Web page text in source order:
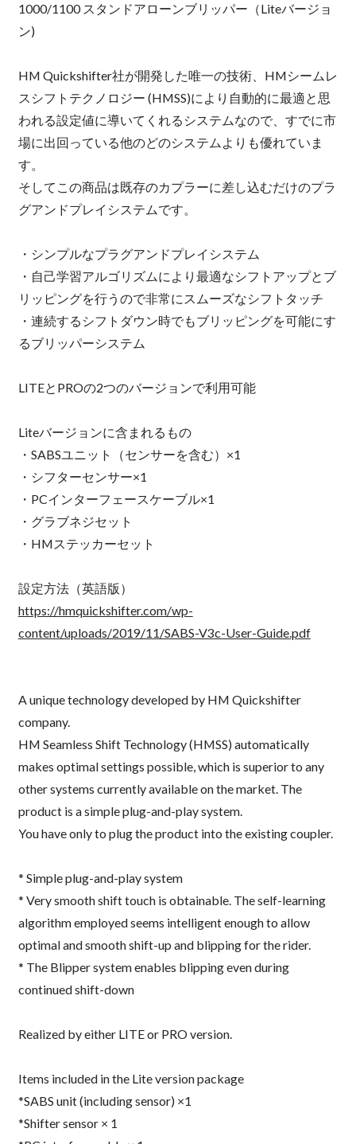
1000/1100 スタンドアローンブリッパー（Liteバージョ
ン)
HM Quickshifter社が開発した唯一の技術、HMシームレ
スシフトテクノロジー (HMSS)により自動的に最適と思
われる設定値に導いてくれるシステムなので、すでに市
場に出回っている他のどのシステムよりも優れていま
す。
そしてこの商品は既存のカプラーに差し込むだけのプラ
グアンドプレイシステムです。
・シンプルなプラグアンドプレイシステム
・自己学習アルゴリズムにより最適なシフトアップとブ
リッピングを行うので非常にスムーズなシフトタッチ
・連続するシフトダウン時でもブリッピングを可能にす
るブリッパーシステム
LITEとPROの2つのバージョンで利用可能
Liteバージョンに含まれるもの
・SABSユニット（センサーを含む）×1
・シフターセンサー×1
・PCインターフェースケーブル×1
・グラブネジセット
・HMステッカーセット
設定方法（英語版）
https://hmquickshifter.com/wp-
content/uploads/2019/11/SABS-V3c-User-Guide.pdf
A unique technology developed by HM Quickshifter
company.
HM Seamless Shift Technology (HMSS) automatically
makes optimal settings possible, which is superior to any
other systems currently available on the market. The
product is a simple plug-and-play system.
You have only to plug the product into the existing coupler.
* Simple plug-and-play system
* Very smooth shift touch is obtainable. The self-learning
algorithm employed seems intelligent enough to allow
optimal and smooth shift-up and blipping for the rider.
* The Blipper system enables blipping even during
continued shift-down
Realized by either LITE or PRO version.
Items included in the Lite version package
*SABS unit (including sensor) ×1
*Shifter sensor × 1